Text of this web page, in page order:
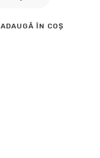
ADAUGĂ ÎN COȘ